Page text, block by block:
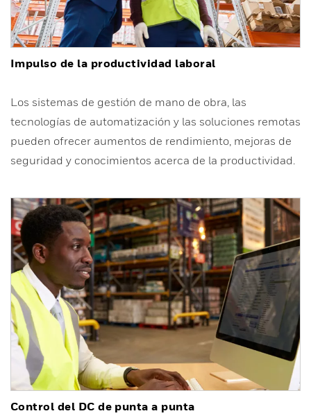
Impulso de la productividad laboral
Los sistemas de gestión de mano de obra, las
tecnologías de automatización y las soluciones remotas
pueden ofrecer aumentos de rendimiento, mejoras de
seguridad y conocimientos acerca de la productividad.
Control del DC de punta a punta